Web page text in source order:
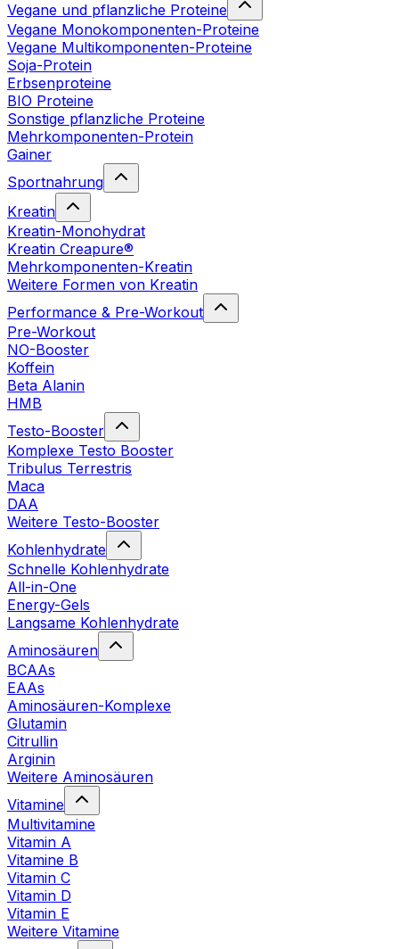
Vegane und pflanzliche Proteine
Vegane Monokomponenten-Proteine
Vegane Multikomponenten-Proteine
Soja-Protein
Erbsenproteine
BIO Proteine
Sonstige pflanzliche Proteine
Mehrkomponenten-Protein
Gainer
Sportnahrung
Kreatin
Kreatin-Monohydrat
Kreatin Creapure®
Mehrkomponenten-Kreatin
Weitere Formen von Kreatin
Performance & Pre-Workout
Pre-Workout
NO-Booster
Koffein
Beta Alanin
HMB
Testo-Booster
Komplexe Testo Booster
Tribulus Terrestris
Maca
DAA
Weitere Testo-Booster
Kohlenhydrate
Schnelle Kohlenhydrate
All-in-One
Energy-Gels
Langsame Kohlenhydrate
Aminosäuren
BCAAs
EAAs
Aminosäuren-Komplexe
Glutamin
Citrullin
Arginin
Weitere Aminosäuren
Vitamine
Multivitamine
Vitamin A
Vitamine B
Vitamin C
Vitamin D
Vitamin E
Weitere Vitamine